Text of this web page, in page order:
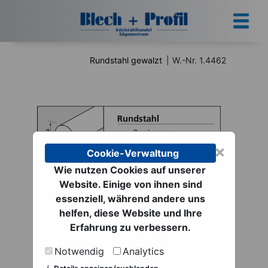
Rundstahl gewalzt W.-Nr. 1.4462
Rundstahl gewalzt |
W.-Nr. 1.4462
ab 4,19 € netto
zzgl. MwSt. zzgl.
Versand
×
Cookie-Verwaltung
Wie nutzen Cookies auf unserer
Website. Einige von ihnen sind
essenziell, während andere uns
helfen, diese Website und Ihre
Erfahrung zu verbessern.
Notwendig
Analytics